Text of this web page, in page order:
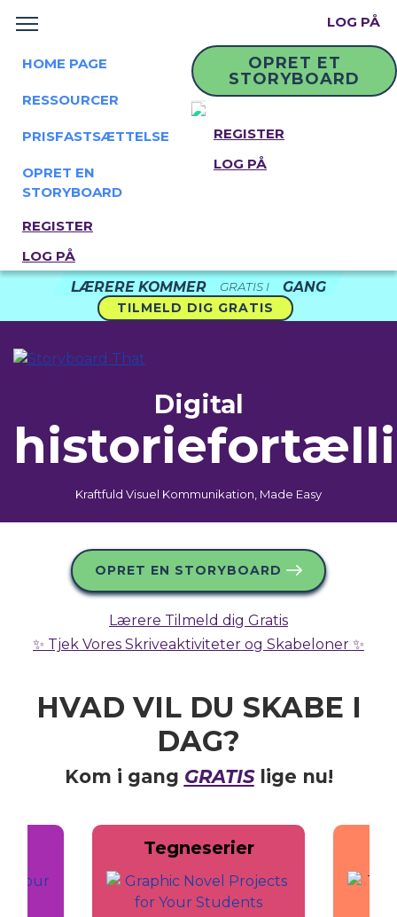
LOG PÅ
HOME PAGE
RESSOURCER
PRISFASTSÆTTELSE
OPRET EN
STORYBOARD
REGISTER
LOG PÅ
OPRET ET
STORYBOARD
REGISTER
LOG PÅ
LÆRERE KOMMER GRATIS I GANG
TILMELD DIG GRATIS
Digital
Kraftfuld Visuel Kommunikation, Made Easy
OPRET EN STORYBOARD
Lærere Tilmeld dig Gratis
✨ Tjek Vores Skriveaktiviteter og Skabeloner ✨
HVAD VIL DU SKABE I
DAG?
Kom i gang GRATISlige nu!
Tegneserier